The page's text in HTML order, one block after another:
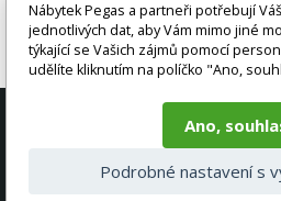
AKČNÍ NABÍDKY A
VAŠEHO E-
Nábytek Pegas a partneři potřebují
jednotlivých dat, aby Vám mimo jiné
týkající se Vašich zájmů pomocí
udělíte kliknutím na políčko "Ano,
Ano,
Podrobné nastavení s